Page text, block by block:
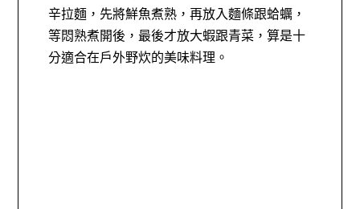
辛拉麵，先將鮮魚煮熟，再放入麵條跟蛤蠣，
等悶熟煮開後，最後才放大蝦跟青菜，算是十
分適合在戶外野炊的美味料理。